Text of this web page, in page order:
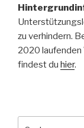
zu verhindern.
2020 laufenden
findest du hier.